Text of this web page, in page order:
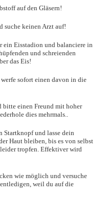
auf den Gläsern!
suche keinen Arzt auf!
ein Eisstadion und balanciere in
und schreienden
das Eis!
sofort einen davon in die
bitte einen Freund mit hoher
dies mehrmals..
Startknopf und lasse dein
Haut bleiben, bis es von selbst
tropfen. Effektiver wird
wie möglich und versuche
weil du auf die